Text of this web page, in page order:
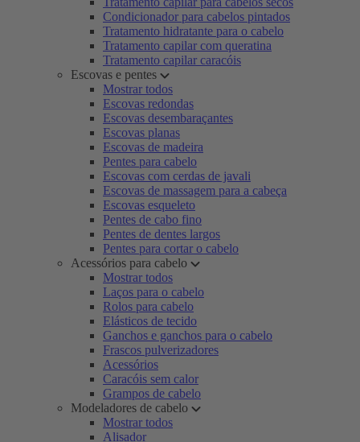
Condicionador para cabelos pintados
Tratamento hidratante para o cabelo
Tratamento capilar com queratina
Tratamento capilar caracóis
Escovas e pentes
Mostrar todos
Escovas redondas
Escovas desembaraçantes
Escovas planas
Escovas de madeira
Pentes para cabelo
Escovas com cerdas de javali
Escovas de massagem para a cabeça
Escovas esqueleto
Pentes de cabo fino
Pentes de dentes largos
Pentes para cortar o cabelo
Acessórios para cabelo
Mostrar todos
Laços para o cabelo
Rolos para cabelo
Elásticos de tecido
Ganchos e ganchos para o cabelo
Frascos pulverizadores
Acessórios
Caracóis sem calor
Grampos de cabelo
Modeladores de cabelo
Mostrar todos
Alisador